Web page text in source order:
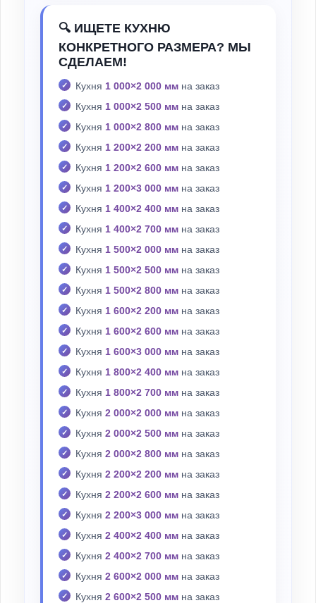
🔍 ИЩЕТЕ КУХНЮ
КОНКРЕТНОГО РАЗМЕРА? МЫ
СДЕЛАЕМ!
Кухня 1 000×2 000 мм на заказ
Кухня 1 000×2 500 мм на заказ
Кухня 1 000×2 800 мм на заказ
Кухня 1 200×2 200 мм на заказ
Кухня 1 200×2 600 мм на заказ
Кухня 1 200×3 000 мм на заказ
Кухня 1 400×2 400 мм на заказ
Кухня 1 400×2 700 мм на заказ
Кухня 1 500×2 000 мм на заказ
Кухня 1 500×2 500 мм на заказ
Кухня 1 500×2 800 мм на заказ
Кухня 1 600×2 200 мм на заказ
Кухня 1 600×2 600 мм на заказ
Кухня 1 600×3 000 мм на заказ
Кухня 1 800×2 400 мм на заказ
Кухня 1 800×2 700 мм на заказ
Кухня 2 000×2 000 мм на заказ
Кухня 2 000×2 500 мм на заказ
Кухня 2 000×2 800 мм на заказ
Кухня 2 200×2 200 мм на заказ
Кухня 2 200×2 600 мм на заказ
Кухня 2 200×3 000 мм на заказ
Кухня 2 400×2 400 мм на заказ
Кухня 2 400×2 700 мм на заказ
Кухня 2 600×2 000 мм на заказ
Кухня 2 600×2 500 мм на заказ